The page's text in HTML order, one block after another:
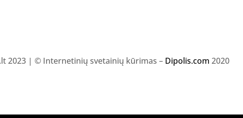
2023 | © Internetinių svetainių kūrimas – Dipolis.com 2020